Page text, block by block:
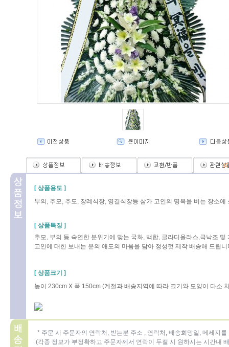
(0
[ 상품용도 ]
부의, 추모, 추도, 장례식장, 영결식장등 삼가 고인의 명복을 비는 장소에
[ 상품특징 ]
추모, 부의 등 숙연한 분위기에 맞는 국화, 백합, 글라디올라스,극낙조
고인에 대한 보내는 분의 애도의 마음을 담아 정성껏 제작 배송해 드립니
[ 상품크기 ]
높이 230cm X 폭 150cm (계절과 배송지역에 따라 크기와 모양이 다소
* 주문 시 주문자의 연락처, 받는분 주소 , 연락처, 배송희망일, 메세지를
(각종 정보가 부정확하고 주문자께서 연락이 두절 시 원하시는 시간내